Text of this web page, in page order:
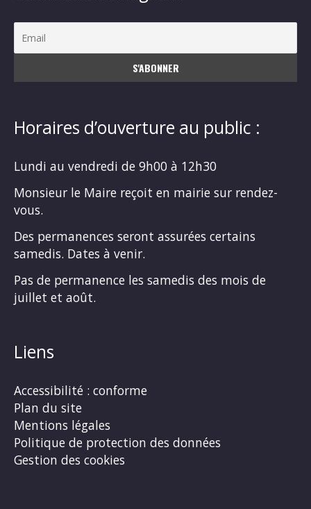
Horaires d’ouverture au public :
Lundi au vendredi de 9h00 à 12h30
Monsieur le Maire reçoit en mairie sur rendez-
vous.
Des permanences seront assurées certains
samedis. Dates à venir.
Pas de permanence les samedis des mois de
juillet et août.
Liens
Accessibilité : conforme
Plan du site
Mentions légales
Politique de protection des données
Gestion des cookies